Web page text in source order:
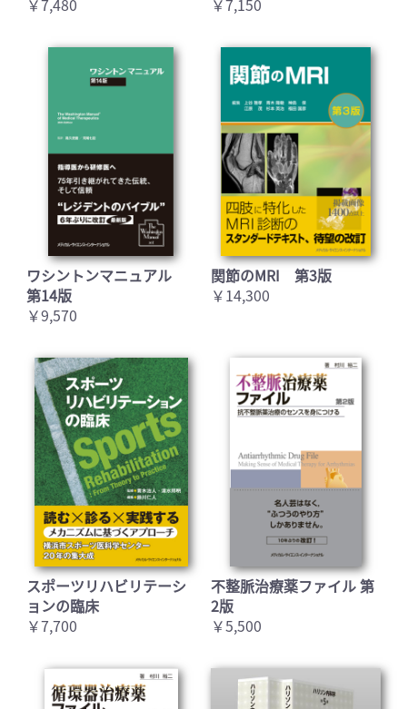
￥7,480 ￥7,150
ワシントンマニュアル
第14版
￥9,570
関節のMRI 第3版
￥14,300
スポーツリハビリテーシ
ョンの臨床
￥7,700
不整脈治療薬ファイル 第
2版
￥5,500